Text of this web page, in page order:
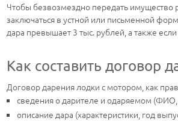
Чтобы безвозмездно передать
заключаться в устной или письменной
дара превышает 3 тыс. рублей, а также
Как составить договор
Договор дарения лодки с мотором, как
сведения о дарителе и одаряемом
описание дара (характеристики, год